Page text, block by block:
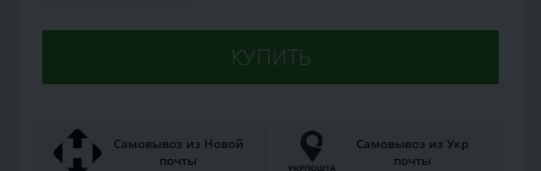
КУПИТЬ
Самовывоз из Новой
почты
Самовывоз из Укр
почты